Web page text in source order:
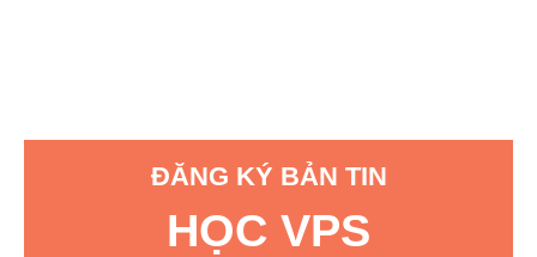
ĐĂNG KÝ BẢN TIN
HỌC VPS